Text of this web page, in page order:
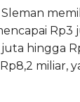
hingga
miliar,